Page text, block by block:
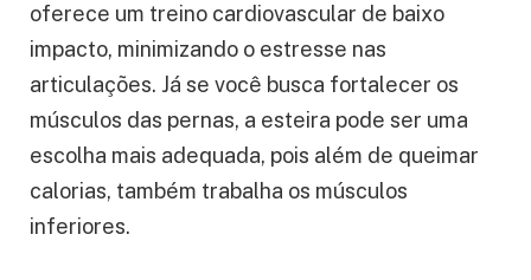
oferece um treino cardiovascular de baixo
impacto, minimizando o estresse nas
articulações. Já se você busca fortalecer os
músculos das pernas, a esteira pode ser uma
escolha mais adequada, pois além de queimar
calorias, também trabalha os músculos
inferiores.